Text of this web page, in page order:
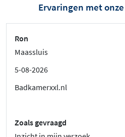
Ervaringen met
Ron
Maassluis
5-08-2026
Badkamerxxl.nl
Zoals gevraagd